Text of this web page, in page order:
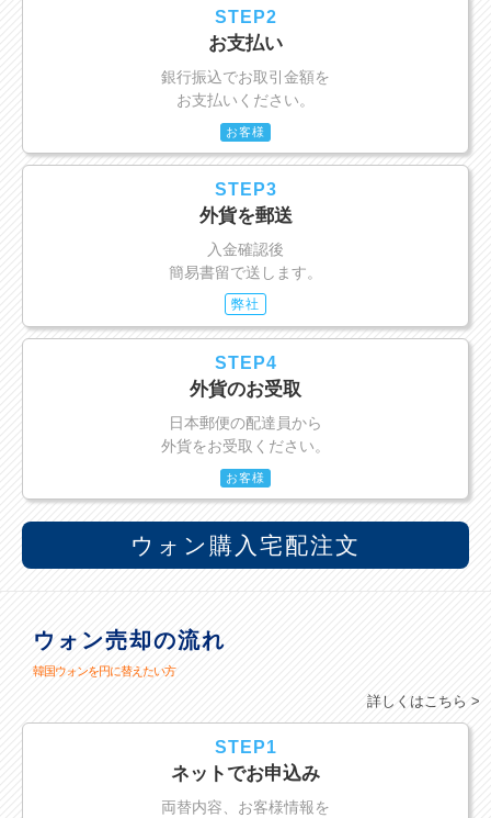
STEP2
お支払い
銀行振込でお取引金額を
お支払いください。
お客様
STEP3
外貨を郵送
入金確認後
簡易書留で送します。
弊社
STEP4
外貨のお受取
日本郵便の配達員から
外貨をお受取ください。
お客様
ウォン購入宅配注文
ウォン売却の流れ
韓国ウォンを円に替えたい方
詳しくはこちら >
STEP1
ネットでお申込み
両替内容、お客様情報を